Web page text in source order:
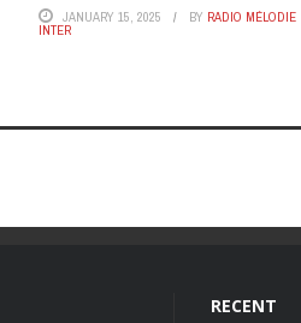
JANUARY 15, 2025 BY RADIO MÉLODIE
INTER
RECENT